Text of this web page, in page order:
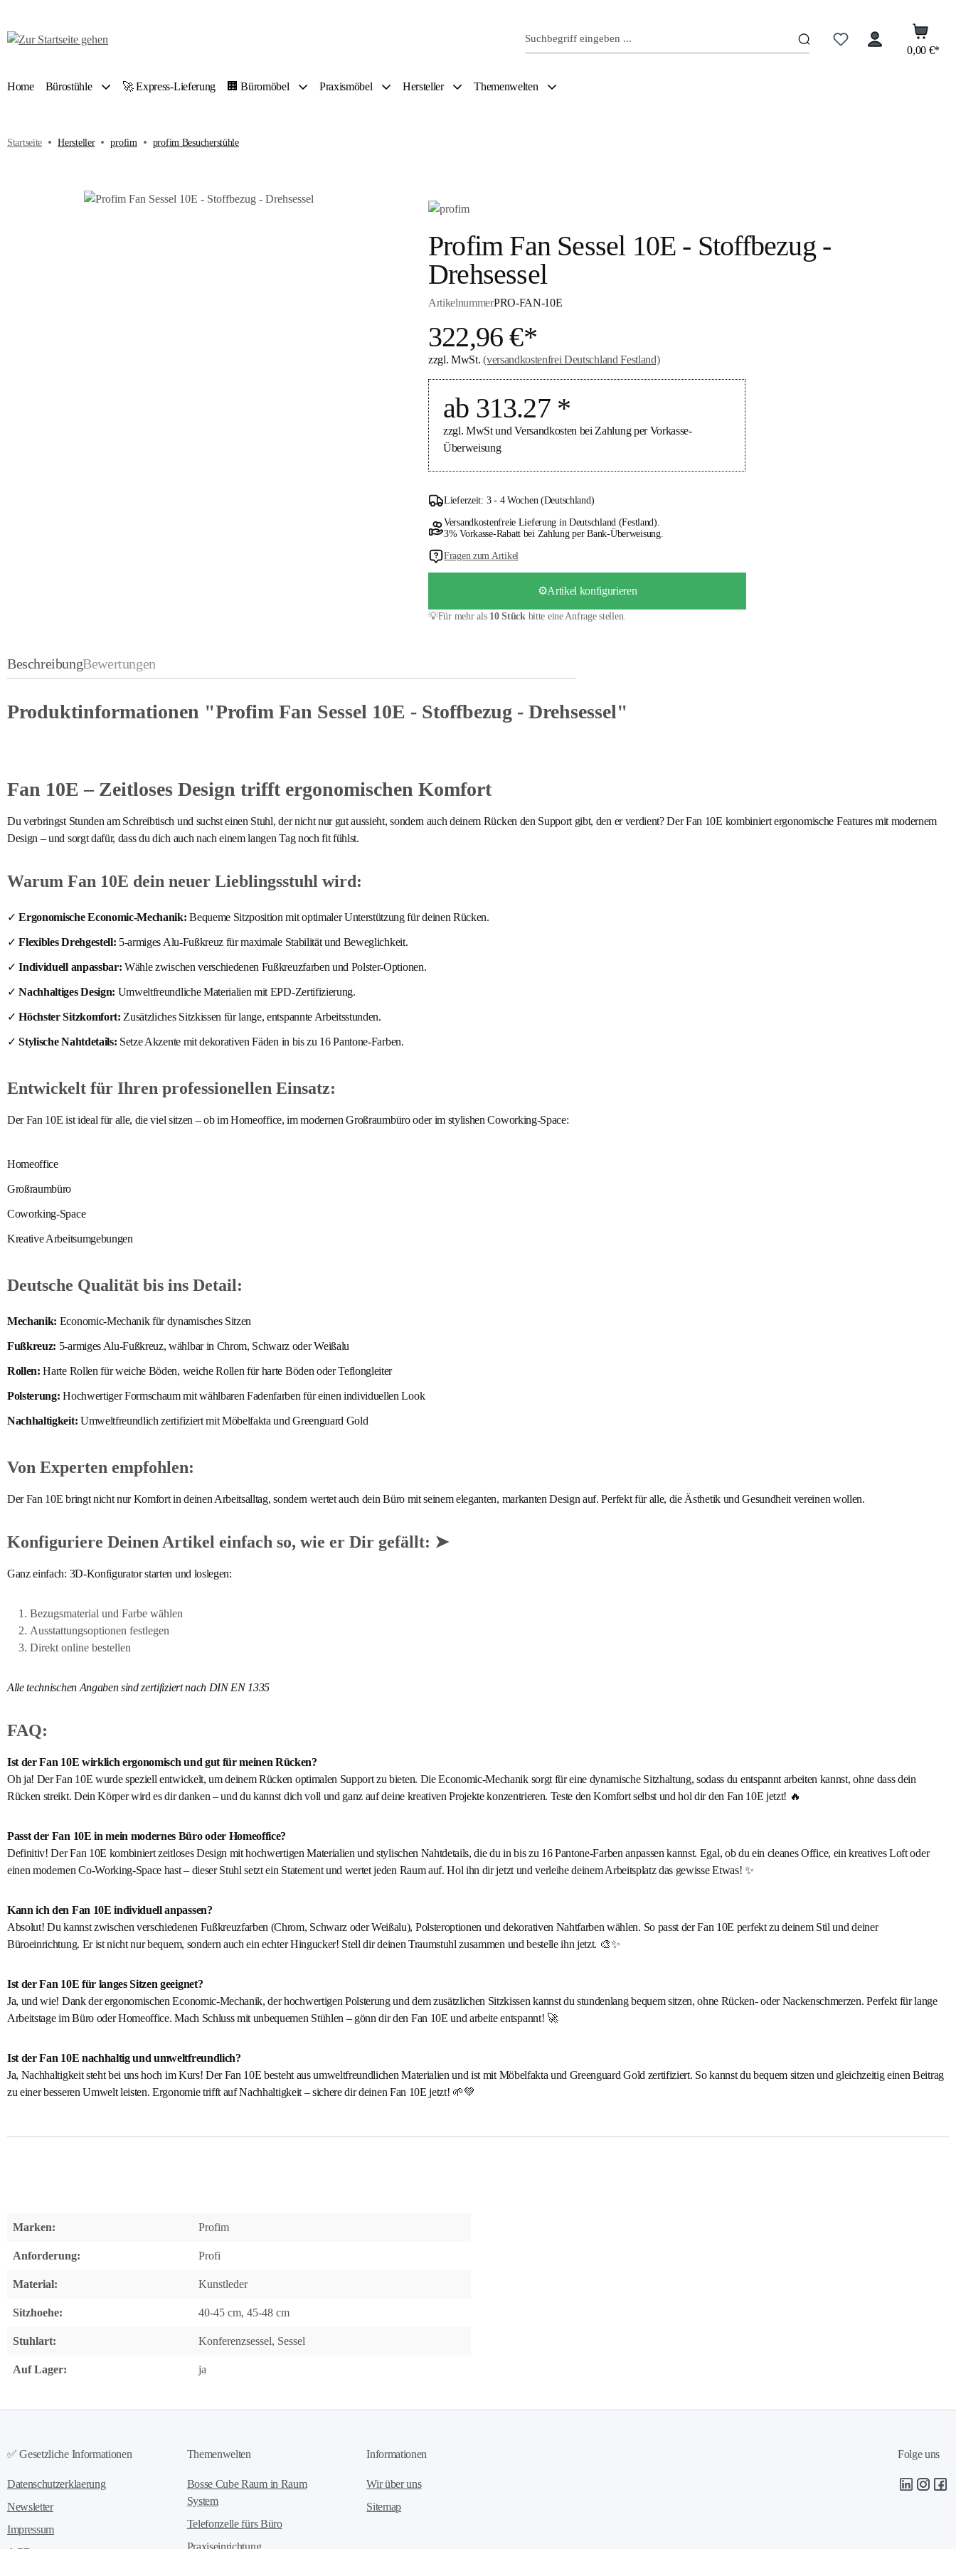
0,00 €*
Home Bürostühle 🚀 Express-Lieferung 🏢 Büromöbel Praxismöbel Hersteller Themenwelten
Startseite Hersteller profim profim Besucherstühle
Profim Fan Sessel 10E - Stoffbezug -
Drehsessel
ArtikelnummerPRO-FAN-10E
322,96 €*
zzgl. MwSt.(versandkostenfrei Deutschland Festland)
ab 313.27 *
zzgl. MwSt und Versandkosten bei Zahlung per Vorkasse-
Überweisung
Lieferzeit: 3 - 4 Wochen (Deutschland)
Versandkostenfreie Lieferung in Deutschland (Festland).
3% Vorkasse-Rabatt bei Zahlung per Bank-Überweisung.
Fragen zum Artikel
⚙️Artikel konfigurieren
💡Für mehr als 10 Stückbitte eine Anfrage stellen.
BeschreibungBewertungen
Produktinformationen "Profim Fan Sessel 10E - Stoffbezug - Drehsessel"
Fan 10E – Zeitloses Design trifft ergonomischen Komfort
Du verbringst Stunden am Schreibtisch und suchst einen Stuhl, der nicht nur gut aussieht, sondern auch deinem Rücken den Support gibt, den er verdient? Der Fan 10E kombiniert ergonomische Features mit modernem
Design – und sorgt dafür, dass du dich auch nach einem langen Tag noch fit fühlst.
Warum Fan 10E dein neuer Lieblingsstuhl wird:
✓Ergonomische Economic-Mechanik: Bequeme Sitzposition mit optimaler Unterstützung für deinen Rücken.
✓Flexibles Drehgestell: 5-armiges Alu-Fußkreuz für maximale Stabilität und Beweglichkeit.
✓Individuell anpassbar: Wähle zwischen verschiedenen Fußkreuzfarben und Polster-Optionen.
✓Nachhaltiges Design: Umweltfreundliche Materialien mit EPD-Zertifizierung.
✓Höchster Sitzkomfort: Zusätzliches Sitzkissen für lange, entspannte Arbeitsstunden.
✓Stylische Nahtdetails: Setze Akzente mit dekorativen Fäden in bis zu 16 Pantone-Farben.
Entwickelt für Ihren professionellen Einsatz:
Der Fan 10E ist ideal für alle, die viel sitzen – ob im Homeoffice, im modernen Großraumbüro oder im stylishen Coworking-Space:
Homeoffice
Großraumbüro
Coworking-Space
Kreative Arbeitsumgebungen
Deutsche Qualität bis ins Detail:
Mechanik: Economic-Mechanik für dynamisches Sitzen
Fußkreuz: 5-armiges Alu-Fußkreuz, wählbar in Chrom, Schwarz oder Weißalu
Rollen: Harte Rollen für weiche Böden, weiche Rollen für harte Böden oder Teflongleiter
Polsterung: Hochwertiger Formschaum mit wählbaren Fadenfarben für einen individuellen Look
Nachhaltigkeit: Umweltfreundlich zertifiziert mit Möbelfakta und Greenguard Gold
Von Experten empfohlen:
Der Fan 10E bringt nicht nur Komfort in deinen Arbeitsalltag, sondern wertet auch dein Büro mit seinem eleganten, markanten Design auf. Perfekt für alle, die Ästhetik und Gesundheit vereinen wollen.
Konfiguriere Deinen Artikel einfach so, wie er Dir gefällt: ➤
Ganz einfach: 3D-Konfigurator starten und loslegen:
Bezugsmaterial und Farbe wählen
Ausstattungsoptionen festlegen
Direkt online bestellen
Alle technischen Angaben sind zertifiziert nach DIN EN 1335
FAQ:
Ist der Fan 10E wirklich ergonomisch und gut für meinen Rücken?
Oh ja! Der Fan 10E wurde speziell entwickelt, um deinem Rücken optimalen Support zu bieten. Die Economic-Mechanik sorgt für eine dynamische Sitzhaltung, sodass du entspannt arbeiten kannst, ohne dass dein
Rücken streikt. Dein Körper wird es dir danken – und du kannst dich voll und ganz auf deine kreativen Projekte konzentrieren. Teste den Komfort selbst und hol dir den Fan 10E jetzt! 🔥
Passt der Fan 10E in mein modernes Büro oder Homeoffice?
Definitiv! Der Fan 10E kombiniert zeitloses Design mit hochwertigen Materialien und stylischen Nahtdetails, die du in bis zu 16 Pantone-Farben anpassen kannst. Egal, ob du ein cleanes Office, ein kreatives Loft oder
einen modernen Co-Working-Space hast – dieser Stuhl setzt ein Statement und wertet jeden Raum auf. Hol ihn dir jetzt und verleihe deinem Arbeitsplatz das gewisse Etwas! ✨
Kann ich den Fan 10E individuell anpassen?
Absolut! Du kannst zwischen verschiedenen Fußkreuzfarben (Chrom, Schwarz oder Weißalu), Polsteroptionen und dekorativen Nahtfarben wählen. So passt der Fan 10E perfekt zu deinem Stil und deiner
Büroeinrichtung. Er ist nicht nur bequem, sondern auch ein echter Hingucker! Stell dir deinen Traumstuhl zusammen und bestelle ihn jetzt. 🎨✨
Ist der Fan 10E für langes Sitzen geeignet?
Ja, und wie! Dank der ergonomischen Economic-Mechanik, der hochwertigen Polsterung und dem zusätzlichen Sitzkissen kannst du stundenlang bequem sitzen, ohne Rücken- oder Nackenschmerzen. Perfekt für lange
Arbeitstage im Büro oder Homeoffice. Mach Schluss mit unbequemen Stühlen – gönn dir den Fan 10E und arbeite entspannt! 🚀
Ist der Fan 10E nachhaltig und umweltfreundlich?
Ja, Nachhaltigkeit steht bei uns hoch im Kurs! Der Fan 10E besteht aus umweltfreundlichen Materialien und ist mit Möbelfakta und Greenguard Gold zertifiziert. So kannst du bequem sitzen und gleichzeitig einen Beitrag
zu einer besseren Umwelt leisten. Ergonomie trifft auf Nachhaltigkeit – sichere dir deinen Fan 10E jetzt! 🌱💚
Marken: Profim
Anforderung: Profi
Material: Kunstleder
Sitzhoehe: 40-45 cm, 45-48 cm
Stuhlart: Konferenzsessel, Sessel
Auf Lager: ja
✅ Gesetzliche Informationen
Datenschutzerklaerung
Newsletter
Impressum
Themenwelten
Bosse Cube Raum in Raum
System
Telefonzelle fürs Büro
Praxiseinrichtung
Informationen
Wir über uns
Sitemap
Folge uns